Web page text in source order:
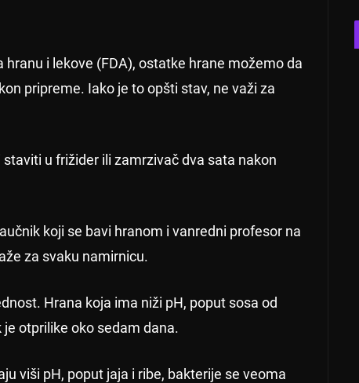
i lekove (FDA), ostatke hrane možemo da
pripreme. Iako je to opšti stav, ne važi za
u frižider ili zamrzivač dva sata nakon
koji se bavi hranom i vanredni profesor na
za svaku namirnicu.
Hrana koja ima niži pH, poput sosa od
otprilike oko sedam dana.
viši pH, poput jaja i ribe, bakterije se veoma